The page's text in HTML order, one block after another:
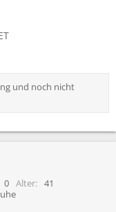
und noch nicht
0 Alter
41